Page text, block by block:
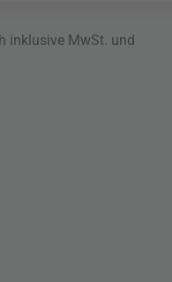
inklusive MwSt. und